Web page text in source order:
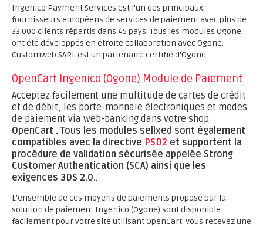
Ingenico Payment Services est l'un des principaux
fournisseurs européens de services de paiement avec plus de
33.000 clients répartis dans 45 pays. Tous les modules Ogone
ont été développés en étroite collaboration avec Ogone.
Customweb SARL est un partenaire certifié d'Ogone.
OpenCart Ingenico (Ogone) Module de Paiement
Acceptez facilement une multitude de cartes de crédit
et de débit, les porte-monnaie électroniques et modes
de paiement via web-banking dans votre shop
OpenCart . Tous les modules sellxed sont également
compatibles avec la directive PSD2 et supportent la
procédure de validation sécurisée appelée Strong
Customer Authentication (SCA) ainsi que les
exigences 3DS 2.0..
L’ensemble de ces moyens de paiements proposé par la
solution de paiement Ingenico (Ogone) sont disponible
facilement pour votre site utilisant OpenCart. Vous recevez une